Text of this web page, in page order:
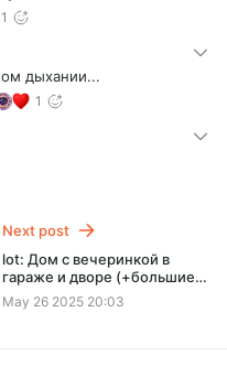
1
дыхании...
1
Next post
lot: Дом с вечеринкой в
гараже и дворе (+большие
подростковые комнаты!)
May 26 2025 20:03